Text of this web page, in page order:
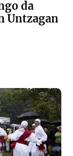
da
Untzagan